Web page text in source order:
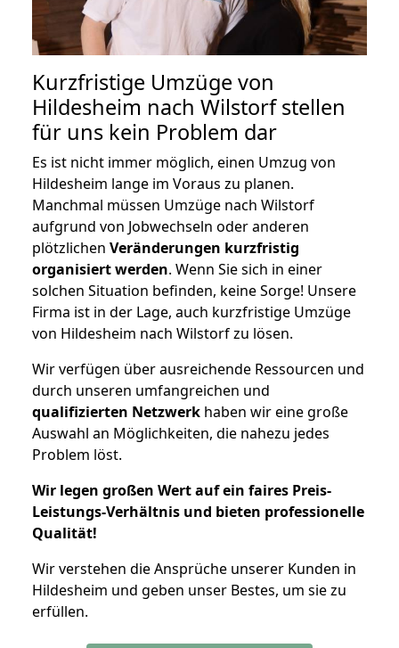
Kurzfristige Umzüge von
Hildesheim nach Wilstorf stellen
für uns kein Problem dar
Es ist nicht immer möglich, einen Umzug von
Hildesheim lange im Voraus zu planen.
Manchmal müssen Umzüge nach Wilstorf
aufgrund von Jobwechseln oder anderen
plötzlichen Veränderungen kurzfristig
organisiert werden. Wenn Sie sich in einer
solchen Situation befinden, keine Sorge! Unsere
Firma ist in der Lage, auch kurzfristige Umzüge
von Hildesheim nach Wilstorf zu lösen.
Wir verfügen über ausreichende Ressourcen und
durch unseren umfangreichen und
qualifizierten Netzwerk haben wir eine große
Auswahl an Möglichkeiten, die nahezu jedes
Problem löst.
Wir legen großen Wert auf ein faires Preis-
Leistungs-Verhältnis und bieten professionelle
Qualität!
Wir verstehen die Ansprüche unserer Kunden in
Hildesheim und geben unser Bestes, um sie zu
erfüllen.